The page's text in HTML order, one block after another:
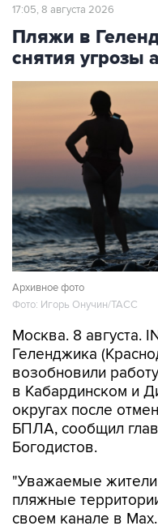
17:05, 8 августа 2026
Пляжи в
снятия угрозы
Архивное фото
Фото: Игорь Онучин/ТАСС
Москва. 8 августа.
Геленджика
возобновили
в Кабардинском и
округах после
БПЛА, сообщил
Богодистов.
"Уважаемые жители
пляжные
своем канале в Max.